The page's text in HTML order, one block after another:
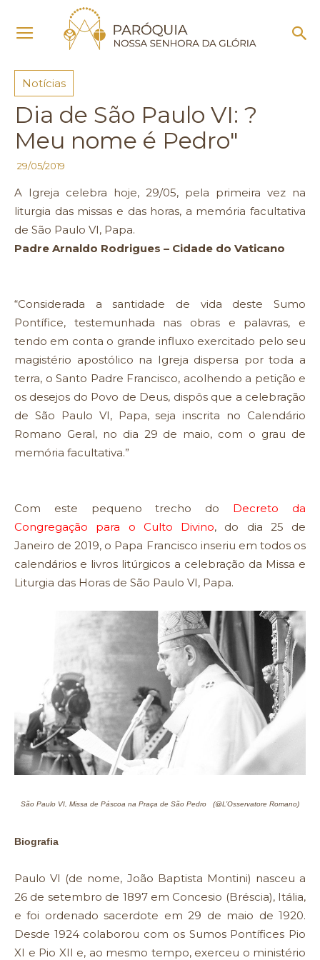
Notícias
Notícias
Dia de São Paulo VI: ?
Meu nome é Pedro"
29/05/2019
A Igreja celebra hoje, 29/05, pela primeira vez na
liturgia das missas e das horas, a memória facultativa
de São Paulo VI, Papa.
Padre Arnaldo Rodrigues – Cidade do Vaticano
“Considerada a santidade de vida deste Sumo
Pontífice, testemunhada nas obras e palavras, e
tendo em conta o grande influxo exercitado pelo seu
magistério apostólico na Igreja dispersa por toda a
terra, o Santo Padre Francisco, acolhendo a petição e
os desejos do Povo de Deus, dispôs que a celebração
de São Paulo VI, Papa, seja inscrita no Calendário
Romano Geral, no dia 29 de maio, com o grau de
memória facultativa.”
Com este pequeno trecho do Decreto da
Congregação para o Culto Divino, do dia 25 de
Janeiro de 2019, o Papa Francisco inseriu em todos os
calendários e livros litúrgicos a celebração da Missa e
Liturgia das Horas de São Paulo VI, Papa.
São Paulo VI, Missa de Páscoa na Praça de São Pedro (@L’Osservatore Romano)
Biografia
Paulo VI (de nome, João Baptista Montini) nasceu a
26 de setembro de 1897 em Concesio (Bréscia), Itália,
e foi ordenado sacerdote em 29 de maio de 1920.
Desde 1924 colaborou com os Sumos Pontífices Pio
XI e Pio XII e, ao mesmo tempo, exerceu o ministério